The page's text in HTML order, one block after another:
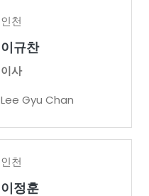
인천
이규찬
이사
Lee Gyu Chan
인천
이정훈